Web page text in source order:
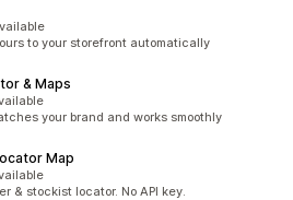
to your storefront automatically
& Maps
your brand and works smoothly
Map
& stockist locator. No API key.